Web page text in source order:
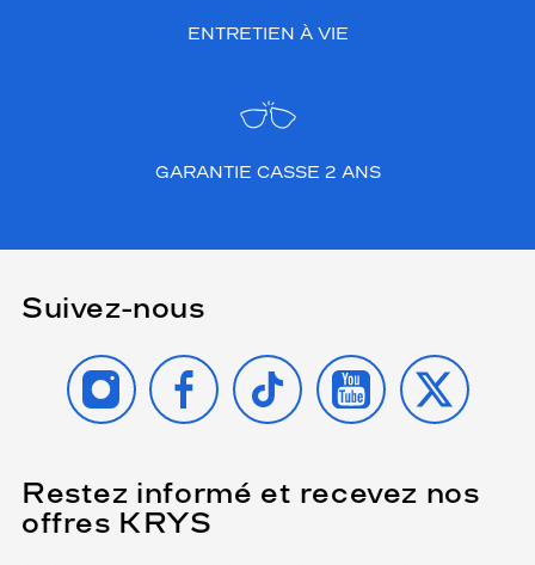
ENTRETIEN À VIE
GARANTIE CASSE 2 ANS
Suivez-nous
INSTAGRAMFACEBOOK
TIKTOK YOUTUBE
X
Restez informé et recevez nos
offres KRYS
Name
(Ce
champ
est
obligatoire)